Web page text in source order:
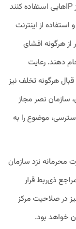
شرکت‌ها در این فرآیند متعهد می‌شوند تنها از IPهایی استفاده کنند
از اینترنت
از هرگونه افشای
دهند. رعایت
قبال هرگونه تخلف نیز
سازمان نصر مجاز
موضوع را به
نزد سازمان
ذی‌ربط قرار
در صلاحیت مرکز
خواهد بود.